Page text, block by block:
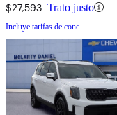
$27,593 Trato justo
Incluye tarifas de conc.